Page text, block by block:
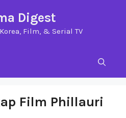
Digest
Film, & Serial TV
Film Phillauri